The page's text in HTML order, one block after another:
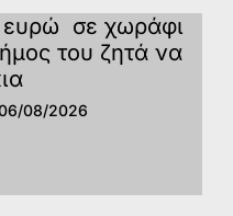
σε χωράφι
του ζητά να
08/2026